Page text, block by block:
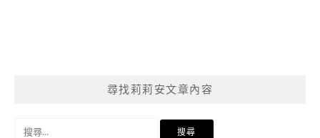
尋找莉莉安文章內容